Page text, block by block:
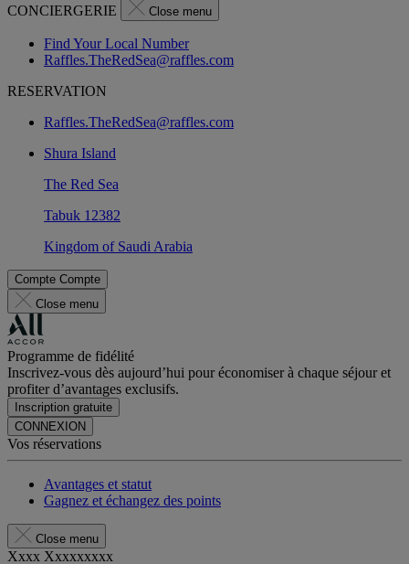
CONCIERGERIE Close menu
Find Your Local Number
Raffles.TheRedSea@raffles.com
RESERVATION
Raffles.TheRedSea@raffles.com
Shura Island
The Red Sea
Tabuk 12382
Kingdom of Saudi Arabia
Compte Compte
Close menu
Programme de fidélité
Inscrivez-vous dès aujourd’hui pour économiser à chaque séjour et
profiter d’avantages exclusifs.
Inscription gratuite
CONNEXION
Vos réservations
Avantages et statut
Gagnez et échangez des points
Close menu
Xxxx Xxxxxxxxx